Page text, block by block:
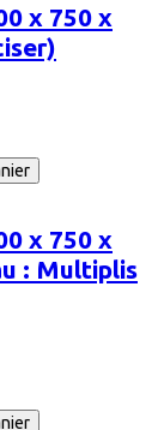
x 750 x
x 750 x
: Multiplis